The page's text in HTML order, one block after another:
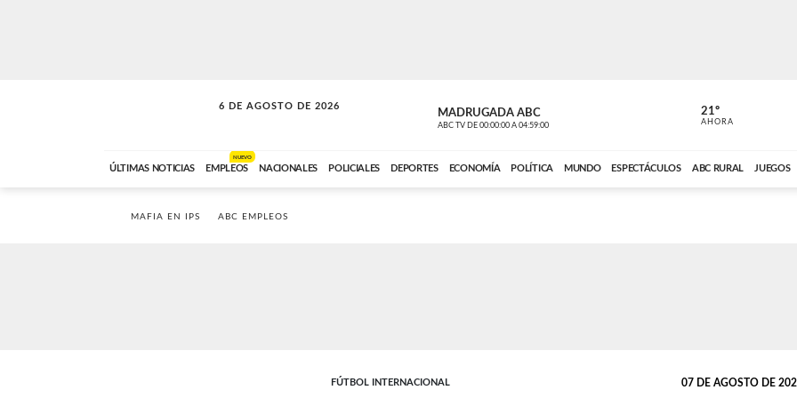
6 DE AGOSTO DE 2026
SOLO MÚSICA MADRUGADA ABC
ABC TV DE 00:00:00 A 04:59:00 ABC CARDINAL
21º
AHORA
ÚLTIMAS NOTICIAS EMPLEOS
NUEVO
NACIONALES POLICIALES DEPORTES ECONOMÍA POLÍTICA MUNDO ESPECTÁCULOS ABC RURAL JUEGOS
MAFIA EN IPS ABC EMPLEOS
FÚTBOL INTERNACIONAL 07 DE AGOSTO DE